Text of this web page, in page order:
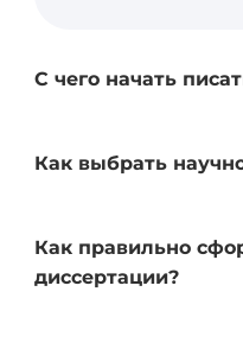
С чего начать
Как выбрать
Как правильно
диссертации?